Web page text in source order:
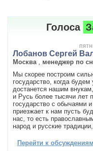
Голоса
Лобанов Сергей
Москва
менеджер по
Мы скорее построим
государство, когда
достанется нашим
и Русь более тысячи лет
государство с обычаями
приезжает к нам пусть
нас, то есть
народ и русские
Перейти к